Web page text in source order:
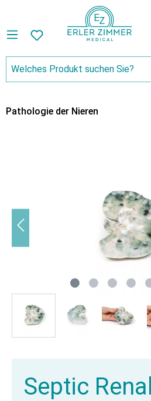
Pathologie der Nieren
Septic